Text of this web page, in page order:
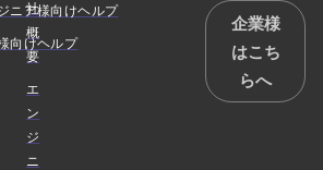
社
概
要
エ
ン
ジ
ニ
ニア様向けヘルプ
向けヘルプ
企業様
はこち
らへ